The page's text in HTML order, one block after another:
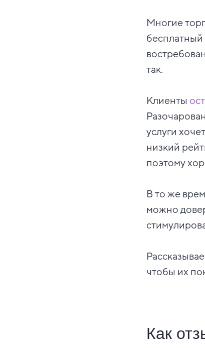
Многие
так.
Клиенты
услуги
низкий
поэтому
В то же
можно
чтобы их
Как